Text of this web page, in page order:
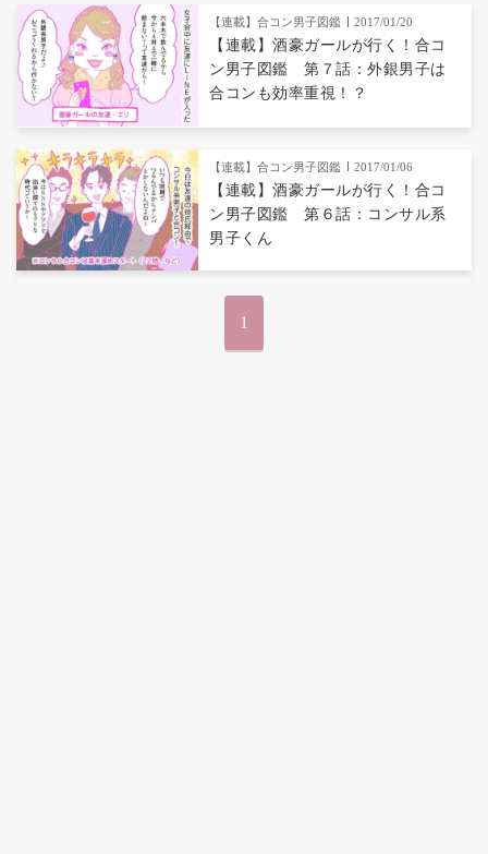
【連載】合コン男子図鑑 2017/01/20
【連載】酒豪ガールが行く！合コ
ン男子図鑑 第７話：外銀男子は
合コンも効率重視！？
【連載】合コン男子図鑑 2017/01/06
【連載】酒豪ガールが行く！合コ
ン男子図鑑 第６話：コンサル系
男子くん
1